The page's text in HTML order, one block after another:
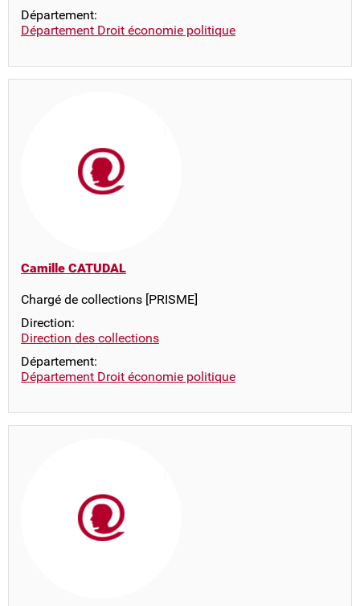
Département:
Département Droit économie politique
Camille CATUDAL
Chargé de collections [PRISME]
Direction:
Direction des collections
Département:
Département Droit économie politique